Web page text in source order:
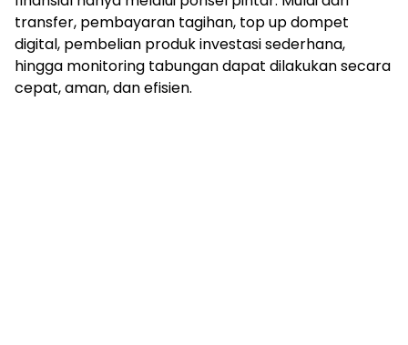
transfer, pembayaran tagihan, top up dompet
digital, pembelian produk investasi sederhana,
hingga monitoring tabungan dapat dilakukan secara
cepat, aman, dan efisien.